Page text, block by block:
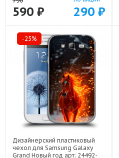
590 ₽ 290 ₽
-25%
Дизайнерский пластиковый
чехол для Samsung Galaxy
Grand Новый год арт: 24492-